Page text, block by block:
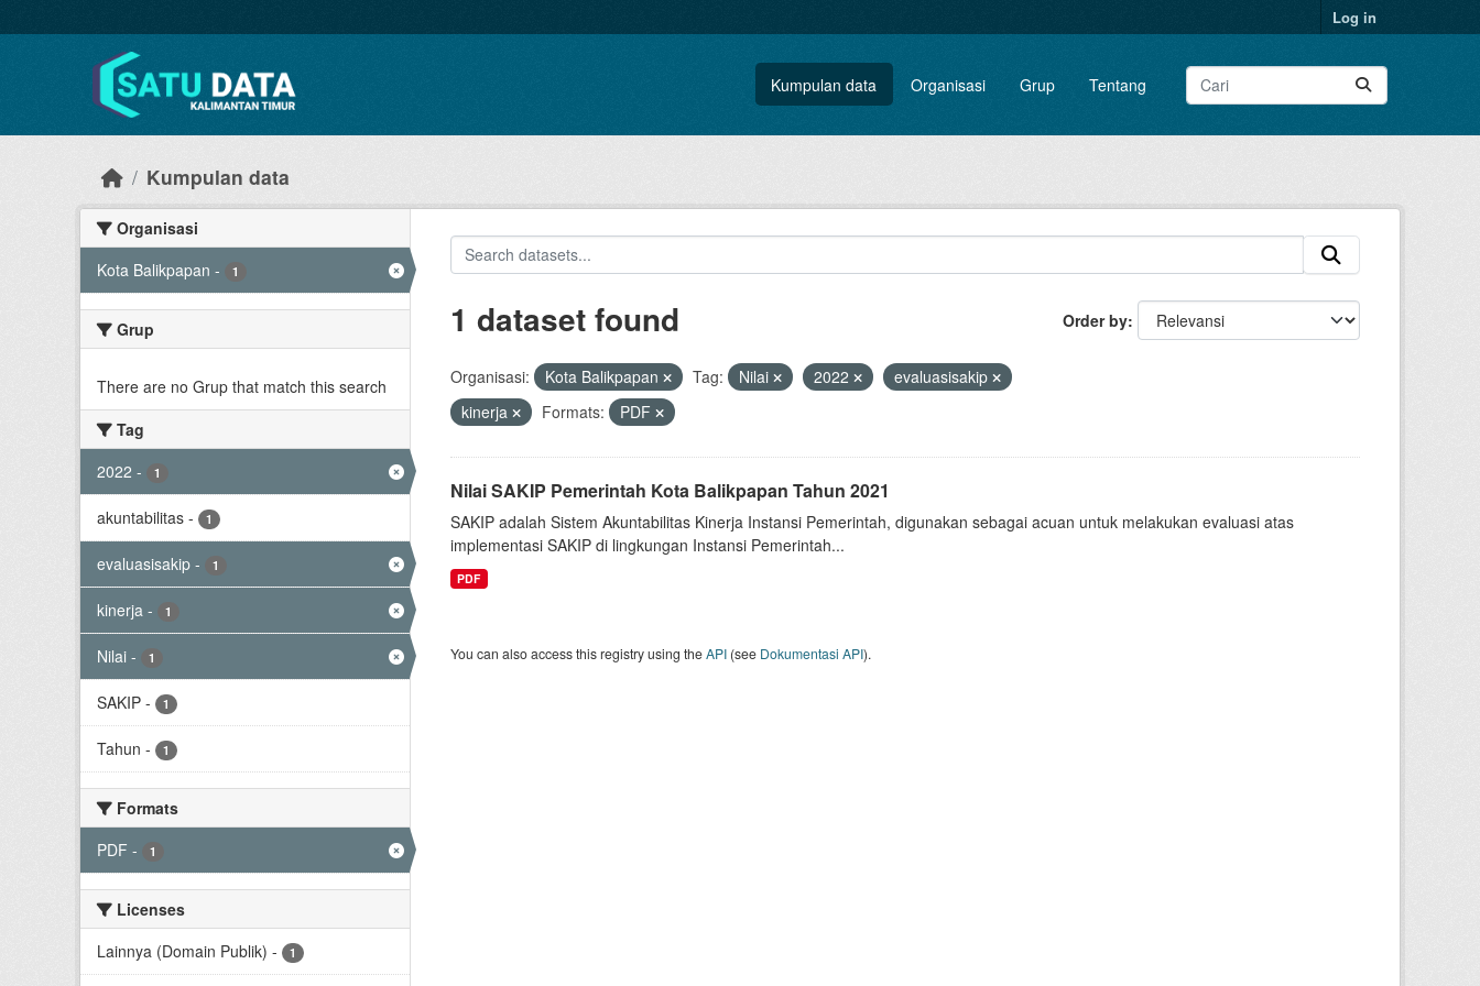
Log in
Kumpulan data Organisasi Grup Tentang
Kumpulan data
Organisasi
Kota Balikpapan - 1
Grup
There are no Grup that match this search
Tag
2022 - 1
akuntabilitas - 1
evaluasisakip - 1
kinerja - 1
Nilai - 1
SAKIP - 1
Tahun - 1
Formats
PDF - 1
Licenses
Lainnya (Domain Publik) - 1
Order by
1 dataset found
Organisasi: Kota Balikpapan Tag: Nilai 2022
evaluasisakip
kinerja
Formats: PDF
Nilai SAKIP Pemerintah Kota Balikpapan Tahun 2021
SAKIP adalah Sistem Akuntabilitas Kinerja Instansi Pemerintah, digunakan sebagai acuan untuk melakukan evaluasi atas
implementasi SAKIP di lingkungan Instansi Pemerintah...
PDF
You can also access this registry using theAPI(see Dokumentasi API).